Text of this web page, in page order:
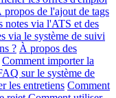
propos de l'ajout de tags
notes via l'ATS et des
via le système de suivi
? À propos des
Comment importer la
sur le système de
les entretiens Comment